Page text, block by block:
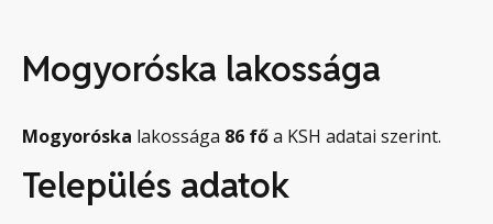
Mogyoróska lakossága
Mogyoróska lakossága 86 főa KSH adatai szerint.
Település adatok